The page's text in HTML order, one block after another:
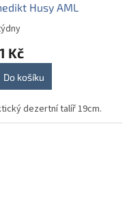
Husy AML
Kč
Do košíku
dezertní talíř 19cm.